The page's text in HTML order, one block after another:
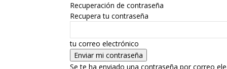
Recuperación de contraseña
Recupera tu contraseña
tu correo electrónico
Se te ha enviado una contraseña por correo